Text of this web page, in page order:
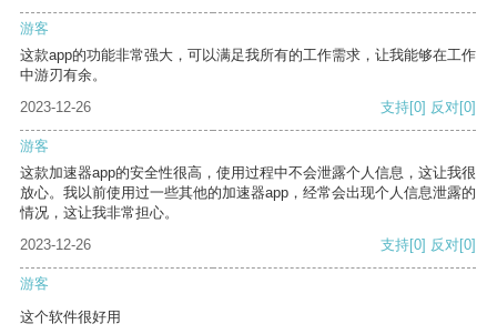
游客
这款app的功能非常强大，可以满足我所有的工作需求，让我能够在工作
中游刃有余。
2023-12-26
支持[0] 反对[0]
游客
这款加速器app的安全性很高，使用过程中不会泄露个人信息，这让我很
放心。我以前使用过一些其他的加速器app，经常会出现个人信息泄露的
情况，这让我非常担心。
2023-12-26
支持[0] 反对[0]
游客
这个软件很好用